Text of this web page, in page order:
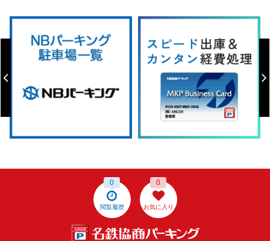
閲覧履歴
0
お気に入り
0